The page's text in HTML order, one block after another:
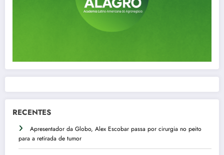
RECENTES
Apresentador da Globo, Alex Escobar passa por cirurgia no peito
para a retirada de tumor